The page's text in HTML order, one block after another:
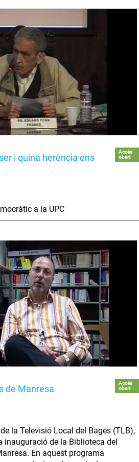
i quina herència ens
Accés
obert
a la UPC
de Manresa
Accés
obert
la Televisió Local del Bages (TLB),
inauguració de la Biblioteca del
En aquest programa